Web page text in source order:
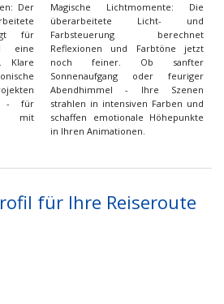
Der
für
eine
Klare
- für
mit
Magische Lichtmomente: Die
überarbeitete Licht- und
Farbsteuerung berechnet
Reflexionen und Farbtöne jetzt
noch feiner. Ob sanfter
Sonnenaufgang oder feuriger
Abendhimmel - Ihre Szenen
strahlen in intensiven Farben und
schaffen emotionale Höhepunkte
in Ihren Animationen.
für Ihre Reiseroute